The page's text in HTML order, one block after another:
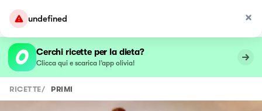
undefined
Cerchi ricette per la dieta?
Clicca qui e scarica l’app olivia!
RICETTE/ PRIMI